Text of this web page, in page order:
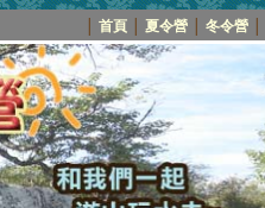
首頁 夏令營 冬令營